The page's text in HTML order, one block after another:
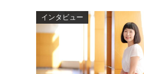
インタビュー